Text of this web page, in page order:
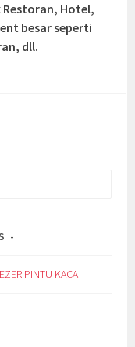
Hotel,
besar seperti
dll.
PINTU KACA